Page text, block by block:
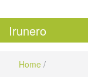
Irunero
Home /